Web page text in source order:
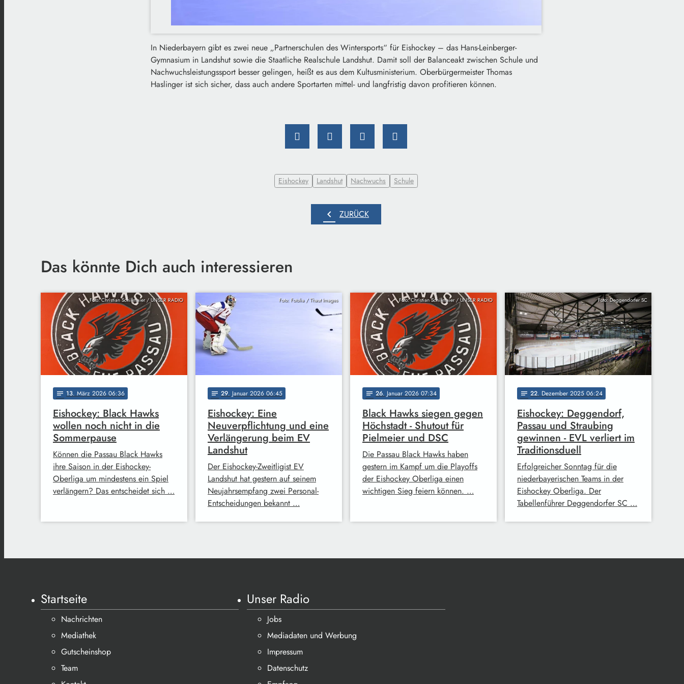
In Niederbayern gibt es zwei neue „Partnerschulen des Wintersports“ für Eishockey – das Hans-Leinberger-
Gymnasium in Landshut sowie die Staatliche Realschule Landshut. Damit soll der Balanceakt zwischen Schule und
Nachwuchsleistungssport besser gelingen, heißt es aus dem Kultusministerium. Oberbürgermeister Thomas
Haslinger ist sich sicher, dass auch andere Sportarten mittel- und langfristig davon profitieren können.
Eishockey Landshut Nachwuchs Schule
chevron_left ZURÜCK
Das könnte Dich auch interessieren
Foto: Christian Schillmaier / UNSER RADIO
notes 13. März 2026 06:36
Eishockey: Black Hawks
wollen noch nicht in die
Sommerpause
Können die Passau Black Hawks
ihre Saison in der Eishockey-
Oberliga um mindestens ein Spiel
verlängern? Das entscheidet sich …
Foto: Fotolia / Thaut Images
notes 29. Januar 2026 06:45
Eishockey: Eine
Neuverpflichtung und eine
Verlängerung beim EV
Landshut
Der Eishockey-Zweitligist EV
Landshut hat gestern auf seinem
Neujahrsempfang zwei Personal-
Entscheidungen bekannt …
Foto: Christian Schillmaier / UNSER RADIO
notes 26. Januar 2026 07:34
Black Hawks siegen gegen
Höchstadt - Shutout für
Pielmeier und DSC
Die Passau Black Hawks haben
gestern im Kampf um die Playoffs
der Eishockey Oberliga einen
wichtigen Sieg feiern können. …
Foto: Deggendorfer SC
notes 22. Dezember 2025 06:24
Eishockey: Deggendorf,
Passau und Straubing
gewinnen - EVL verliert im
Traditionsduell
Erfolgreicher Sonntag für die
niederbayerischen Teams in der
Eishockey Oberliga. Der
Tabellenführer Deggendorfer SC …
Startseite
Nachrichten
Mediathek
Gutscheinshop
Team
Unser Radio
Jobs
Mediadaten und Werbung
Impressum
Datenschutz